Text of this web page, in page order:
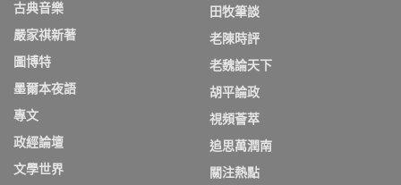
古典音樂
嚴家祺新著
圖博特
墨爾本夜語
專文
政經論壇
文學世界
田牧筆談
老陳時評
老魏論天下
胡平論政
視頻薈萃
追思萬潤南
關注熱點